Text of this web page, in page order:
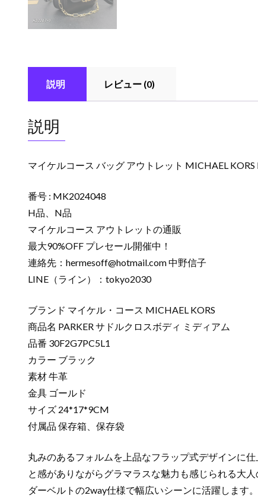
説明 レビュー (0)
説明
マイケルコース バッグ アウトレット MICHAEL
番号 : MK2024048
H品、N品
マイケルコース アウトレットの通販
最大90%OFF プレセール開催中！
連絡先： hermesoff@hotmail.com中野信子
LINE（ライン）：tokyo2030
ブランド マイケル・コース MICHAEL KORS
商品名 PARKER サドルクロスボディ ミディアム
品番 30F2G7PC5L1
カラー ブラック
素材 牛革
金具 ゴールド
サイズ 24*17*9CM
付属品 保存箱、保存袋
丸みのあるフォルムを上品なフラップ式デザインに
と感がありながらグラマラスな魅力も感じられる大
ダーベルトの2way仕様で幅広いシーンに活躍します。